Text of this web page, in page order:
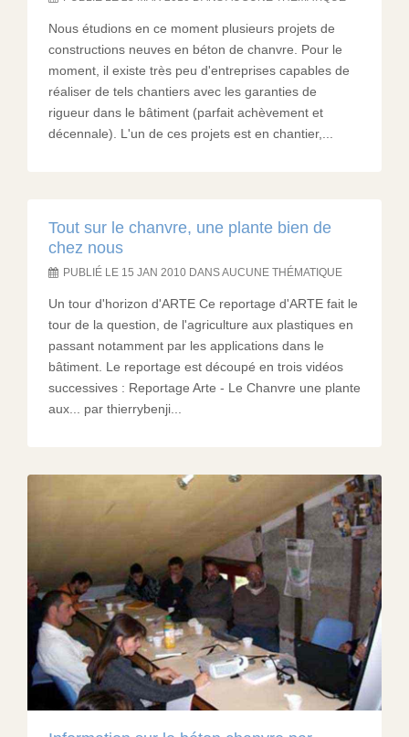
Nous étudions en ce moment plusieurs projets de
constructions neuves en béton de chanvre. Pour le
moment, il existe très peu d'entreprises capables de
réaliser de tels chantiers avec les garanties de
rigueur dans le bâtiment (parfait achèvement et
décennale). L'un de ces projets est en chantier,...
Tout sur le chanvre, une plante bien de
chez nous
PUBLIÉ LE 15 JAN 2010 DANS AUCUNE THÉMATIQUE
Un tour d'horizon d'ARTE Ce reportage d'ARTE fait le
tour de la question, de l'agriculture aux plastiques en
passant notamment par les applications dans le
bâtiment. Le reportage est découpé en trois vidéos
successives : Reportage Arte - Le Chanvre une plante
aux... par thierrybenji...